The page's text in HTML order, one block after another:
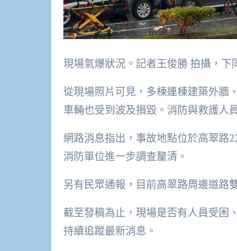
現場氣爆狀況。記者王俊勝 拍攝，下
從現場照片可見，多棟連棟建築外牆
車輛也受到波及損毀。消防與救護人
網路消息指出，事故地點位於高翠路
消防單位進一步調查釐清。
另有民眾通報，目前高翠路周邊道路
截至發稿為止，現場是否有人員受困
持續追蹤最新消息。